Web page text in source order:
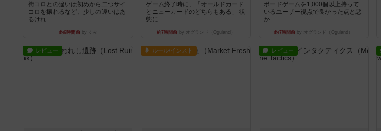
街コロとの違いは初めから二つサイ
コロを振れるなど、少しの違いはあ
るけれ...
約6時間前by くみ
ゲーム終了時に、「オールドカード
とニューカードのどちらもある」 状
態に...
約7時間前 by オグランド（Oguland）
ボードゲームを1,000個以上持って
いるユーザー視点で良かった点と悪
か...
約7時間前 by オグランド（Oguland）
レビュー ルール/インスト レビュー